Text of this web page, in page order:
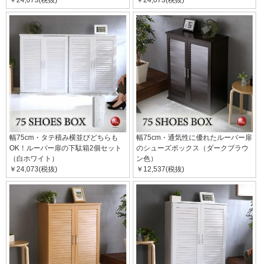
幅75cm・タテ積み横並びどちらも
OK！ルーバー扉の下駄箱2個セット
（白ホワイト）
￥24,073(税抜)
幅75cm・通気性に優れたルーバー扉
のシューズボックス（ダークブラウ
ン色）
￥12,537(税抜)